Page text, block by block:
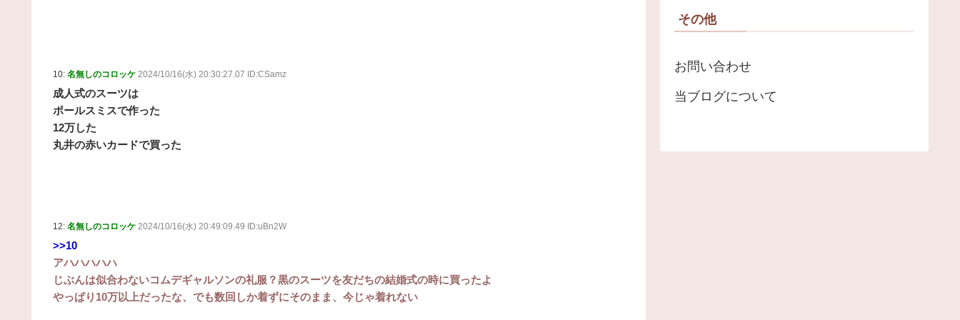
10: 名無しのコロッケ 2024/10/16(水) 20:30:27.07 ID:CSamz
成人式のスーツは
ポールスミスで作った
12万した
丸井の赤いカードで買った
12: 名無しのコロッケ 2024/10/16(水) 20:49:09.49 ID:uBn2W
>>10
アハハハハハ
じぶんは似合わないコムデギャルソンの礼服？黒のスーツを友だちの結婚式の時に買ったよ
やっぱり10万以上だったな、でも数回しか着ずにそのまま、今じゃ着れない
その他
お問い合わせ
当ブログについて